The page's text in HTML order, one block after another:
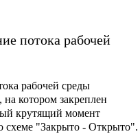
потока рабочей
рабочей среды
на котором закреплен
крутящий момент
схеме "Закрыто - Открыто".